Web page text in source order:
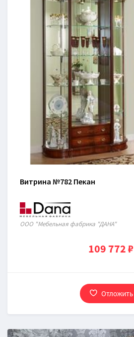
Витрина №782 Пекан
ООО "Мебельная фабрика "ДАНА"
109 772 ₽
Отложить